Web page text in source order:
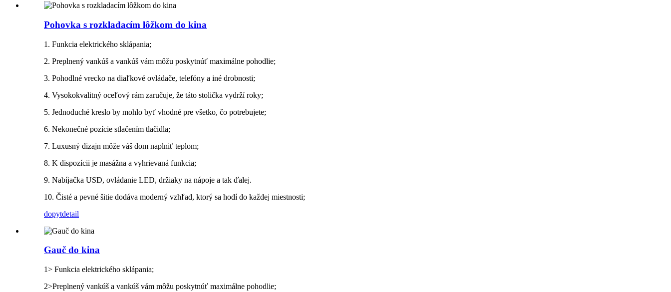
Pohovka s rozkladacím lôžkom do kina
1. Funkcia elektrického sklápania;
2. Preplnený vankúš a vankúš vám môžu poskytnúť maximálne pohodlie;
3. Pohodlné vrecko na diaľkové ovládače, telefóny a iné drobnosti;
4. Vysokokvalitný oceľový rám zaručuje, že táto stolička vydrží roky;
5. Jednoduché kreslo by mohlo byť vhodné pre všetko, čo potrebujete;
6. Nekonečné pozície stlačením tlačidla;
7. Luxusný dizajn môže váš dom naplniť teplom;
8. K dispozícii je masážna a vyhrievaná funkcia;
9. Nabíjačka USD, ovládanie LED, držiaky na nápoje a tak ďalej.
10. Čisté a pevné šitie dodáva moderný vzhľad, ktorý sa hodí do každej miestnosti;
dopytdetail
Gauč do kina
1> Funkcia elektrického sklápania;
2>Preplnený vankúš a vankúš vám môžu poskytnúť maximálne pohodlie;